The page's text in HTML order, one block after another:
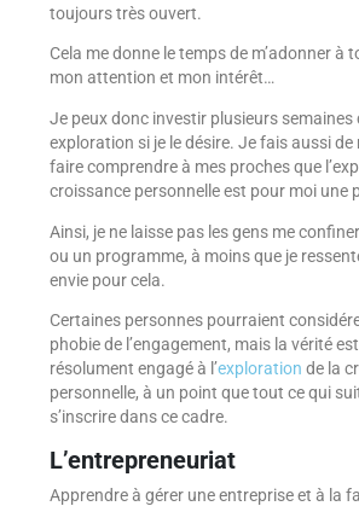
toujours très ouvert.
Cela me donne le temps de m’adonner à
mon attention et mon intérêt…
Je peux donc investir plusieurs semaines
exploration si je le désire. Je fais aussi
faire comprendre à mes proches que
croissance personnelle est pour moi une
Ainsi, je ne laisse pas les gens me
ou un programme, à moins que je
envie pour cela.
Certaines personnes pourraient
phobie de l’engagement, mais la vérité
résolument engagé à l’exploration de la
personnelle, à un point que tout ce qui
s’inscrire dans ce cadre.
L’entrepreneuriat
Apprendre à gérer une entreprise et à la